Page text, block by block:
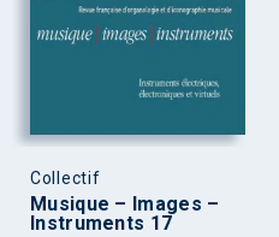
Collectif
Musique – Images –
Instruments 17